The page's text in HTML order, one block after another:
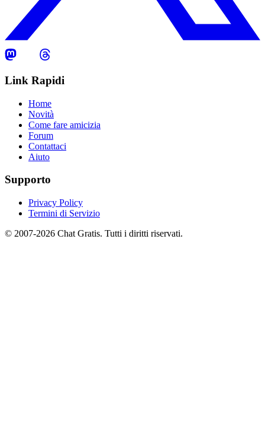
Link Rapidi
Home
Novità
Come fare amicizia
Forum
Contattaci
Aiuto
Supporto
Privacy Policy
Termini di Servizio
© 2007-2026 Chat Gratis. Tutti i diritti riservati.